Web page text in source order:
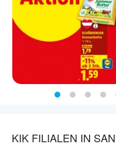
KIK FILIALEN IN